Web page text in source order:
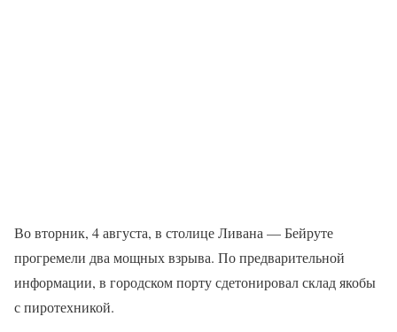
Во вторник, 4 августа, в столице Ливана — Бейруте
прогремели два мощных взрыва. По предварительной
информации, в городском порту сдетонировал склад якобы
с пиротехникой.